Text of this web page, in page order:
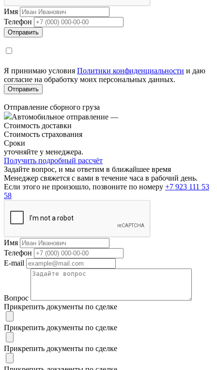
Имя
Телефон
Я принимаю условия Политики конфиденциальности и даю
согласие на обработку моих персональных данных.
Отправление сборного груза
Автомобильное отправление —
Стоимость доставки
Стоимость страхования
Сроки
уточняйте у менеджера.
Получить подробный рассчёт
Задайте вопрос, и мы ответим в ближайшее время
Менеджер свяжется с вами в течение часа в рабочий день.
Если этого не произошло, позвоните по номеру +7 923 111 53
58
Имя
Телефон
E-mail
Вопрос
Прикрепить документы по сделке
Прикрепить документы по сделке
Прикрепить документы по сделке